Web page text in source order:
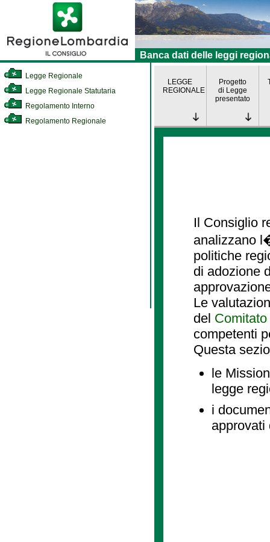
Banca dati delle leggi
Legge Regionale
Legge Regionale Statutaria
Regolamento Interno
Regolamento Regionale
LEGGE
REGIONALE
Progetto
di Legge
presentato
Il Consiglio
analizzano
politiche
di adozione
Le
del
competenti
Questa
le
legge
i
approvati